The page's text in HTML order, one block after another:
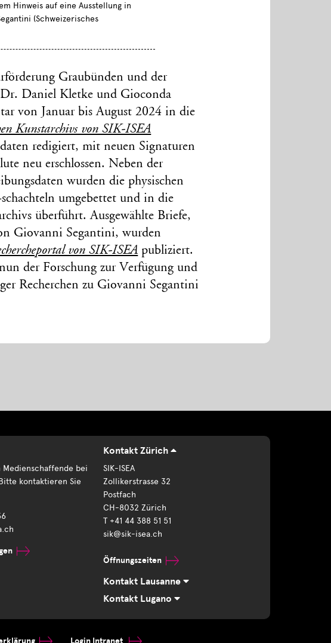
Hinweis auf eine Ausstellung in
(Schweizerisches
Graubünden und der
Daniel Kletke und Gioconda
von Januar bis August 2024 in die
Kunstarchivs von SIK-ISEA
redigiert, mit neuen Signaturen
neu erschlossen. Neben der
wurden die physischen
umgebettet und in die
überführt. Ausgewählte Briefe,
Giovanni Segantini, wurden
von SIK-ISEA publiziert.
der Forschung zur Verfügung und
Recherchen zu Giovanni Segantini
bei
kontaktieren Sie
Kontakt Zürich
SIK-ISEA
Zollikerstrasse 32
Postfach
CH-8032 Zürich
T +41 44 388 51 51
sik@sik-isea.ch
Öffnungszeiten
Kontakt Lausanne
Kontakt Lugano